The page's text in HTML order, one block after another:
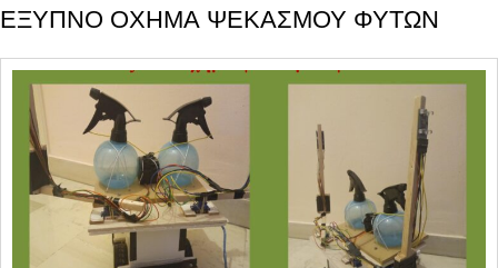
ΕΞΥΠΝΟ ΟΧΗΜΑ ΨΕΚΑΣΜΟΥ ΦΥΤΩΝ